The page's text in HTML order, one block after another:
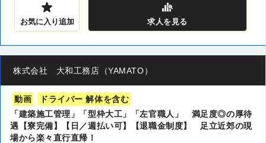
お気に入り追加 求人 を見る
株式会社 大和工務店（YAMATO）
動画
ドライバー 解体を含む
「建築施工管理」「型枠大工」「左官職人」 満足度◎の厚待
遇【寮完備】【日／週払い可】【退職金制度】 足立近郊の現
場から楽々直行直帰！